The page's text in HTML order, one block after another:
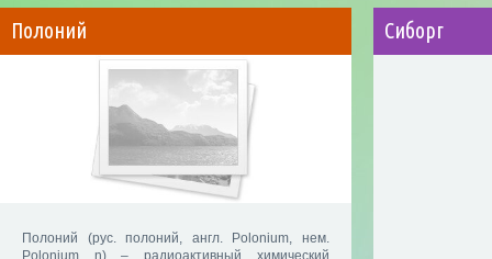
Полоний
Полоний (рус. полоний, англ. Polonium, нем.
Polonium n) – радиоактивный химический
Сиборг